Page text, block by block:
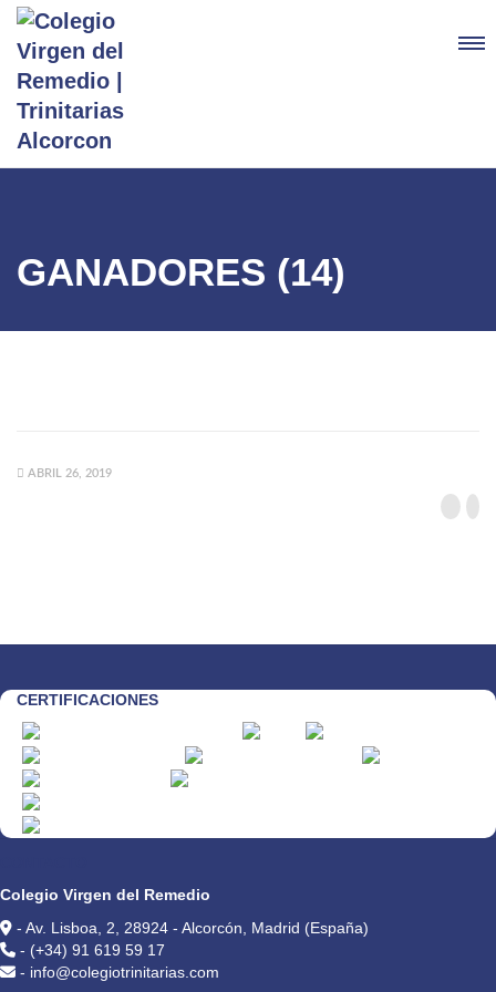
GANADORES (14)
ABRIL 26, 2019
CERTIFICACIONES
Colegio Virgen del Remedio
- Av. Lisboa, 2, 28924 - Alcorcón, Madrid (España)
- (+34) 91 619 59 17
- info@colegiotrinitarias.com